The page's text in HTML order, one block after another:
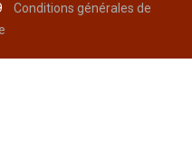
Conditions générales de